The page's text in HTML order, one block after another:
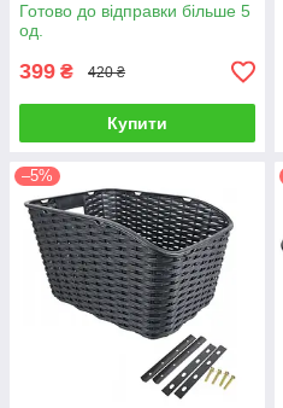
Готово до відправки більше 5
од.
399 ₴ 420 ₴
Купити
–5%